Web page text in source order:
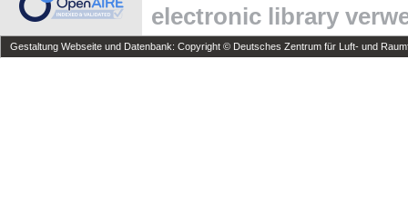
electronic library
Gestaltung Webseite und Datenbank: Copyright © Deutsches Zentrum für Luft- und